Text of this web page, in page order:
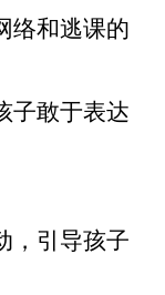
络和逃课的
子敢于表达
，引导孩子